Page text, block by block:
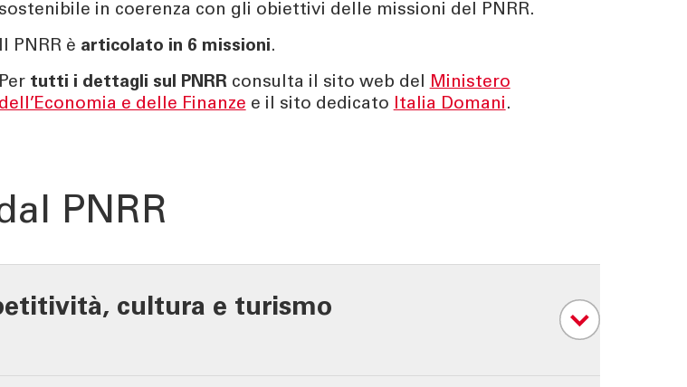
sostenibile in coerenza con gli obiettivi delle missioni del PNRR.
Il PNRR è articolato in 6 missioni.
Per tutti i dettagli sul PNRRconsulta il sito web del
Ministero
dell’Economia e delle Finanze e il sito dedicato Italia Domani .
PNRR
cultura e turismo